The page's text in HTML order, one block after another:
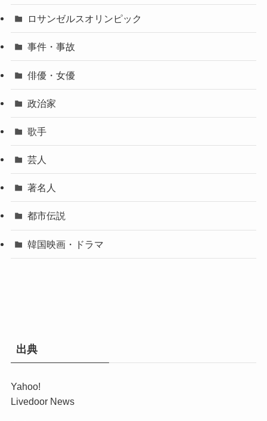
ロサンゼルスオリンピック
事件・事故
俳優・女優
政治家
歌手
芸人
著名人
都市伝説
韓国映画・ドラマ
出典
Yahoo!
Livedoor News